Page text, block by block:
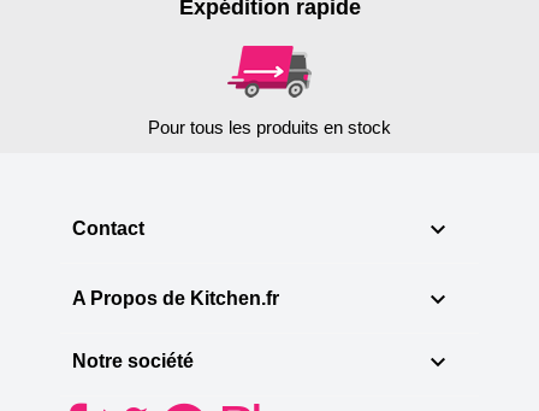
Expédition rapide
Pour tous les produits en stock
Contact 
A Propos de Kitchen.fr 
Notre société 